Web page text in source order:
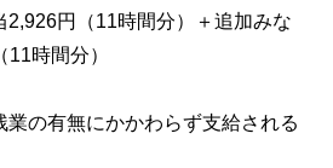
2,926円（11時間分）＋追加みな
時間分）
の有無にかかわらず支給される